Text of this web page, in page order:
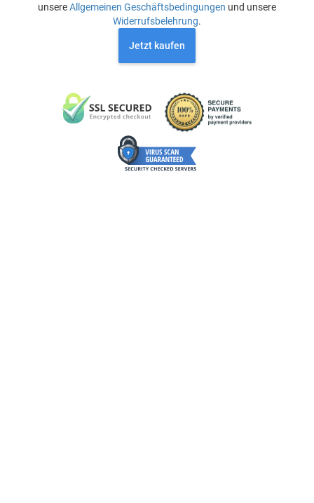
unsereAllgemeinen Geschäftsbedingungen und unsere
Widerrufsbelehrung.
Jetzt kaufen